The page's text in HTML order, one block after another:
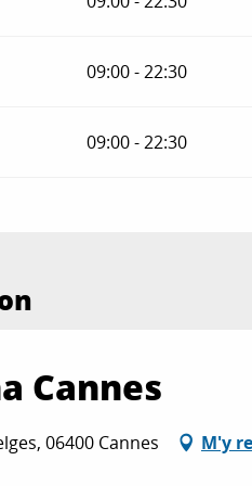
09:00 - 22:30
09:00 - 22:30
Cannes
06400 Cannes
M'y